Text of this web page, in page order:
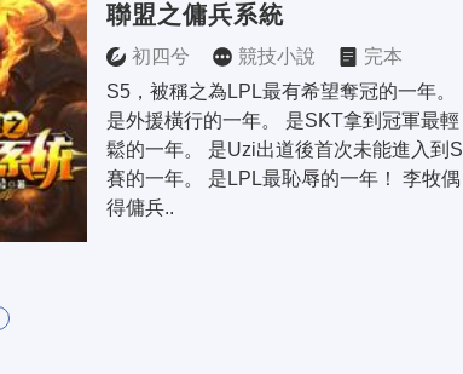
聯盟之傭兵系統
初四兮 競技小說
完本
S5，被稱之為LPL最有希望奪冠的一年。
是外援橫行的一年。 是SKT拿到冠軍最輕
鬆的一年。 是Uzi出道後首次未能進入到S
賽的一年。 是LPL最恥辱的一年！ 李牧偶
得傭兵..